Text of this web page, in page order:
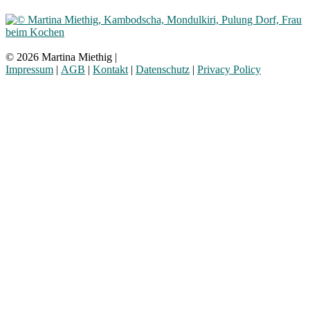
© 2026 Martina Miethig |
Impressum | AGB | Kontakt | Datenschutz | Privacy Policy